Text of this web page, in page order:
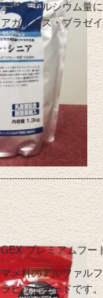
適切なカルシウム量
アガリクス・ブラゼ
GEX プレミアムフー
マメ科のアルファル
ラビットフードです